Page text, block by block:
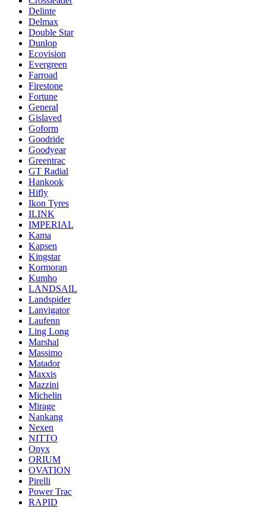
Delinte
Delmax
Double Star
Dunlop
Ecovision
Evergreen
Farroad
Firestone
Fortune
General
Gislaved
Goform
Goodride
Goodyear
Greentrac
GT Radial
Hankook
Hifly
Ikon Tyres
ILINK
IMPERIAL
Kama
Kapsen
Kingstar
Kormoran
Kumho
LANDSAIL
Landspider
Lanvigator
Laufenn
Ling Long
Marshal
Massimo
Matador
Maxxis
Mazzini
Michelin
Mirage
Nankang
Nexen
NITTO
Onyx
ORIUM
OVATION
Pirelli
Power Trac
RAPID